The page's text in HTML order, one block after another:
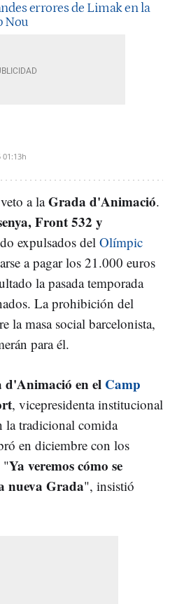
errores de Limak en la
Nou
01:13h
a laGrada d'Animació.
Front 532 y
expulsados delOlímpic
a pagar los 21.000 euros
la pasada temporada
La prohibición del
la masa social barcelonista,
para él.
en el Camp
, vicepresidenta institucional
la tradicional comida
en diciembre con los
"Ya veremos cómo se
nueva Grada", insistió